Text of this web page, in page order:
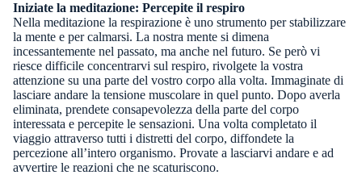
Iniziate la meditazione: Percepite il respiro
Nella meditazione la respirazione è uno strumento per stabilizzare
la mente e per calmarsi. La nostra mente si dimena
incessantemente nel passato, ma anche nel futuro. Se però vi
riesce difficile concentrarvi sul respiro, rivolgete la vostra
attenzione su una parte del vostro corpo alla volta. Immaginate di
lasciare andare la tensione muscolare in quel punto. Dopo averla
eliminata, prendete consapevolezza della parte del corpo
interessata e percepite le sensazioni. Una volta completato il
viaggio attraverso tutti i distretti del corpo, diffondete la
percezione all’intero organismo. Provate a lasciarvi andare e ad
avvertire le reazioni che ne scaturiscono.